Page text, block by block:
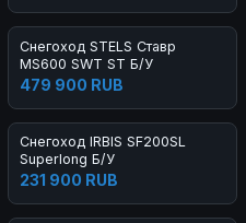
Снегоход STELS Ставр
MS600 SWT ST Б/У
479 900 RUB
Снегоход IRBIS SF200SL
Superlong Б/У
231 900 RUB